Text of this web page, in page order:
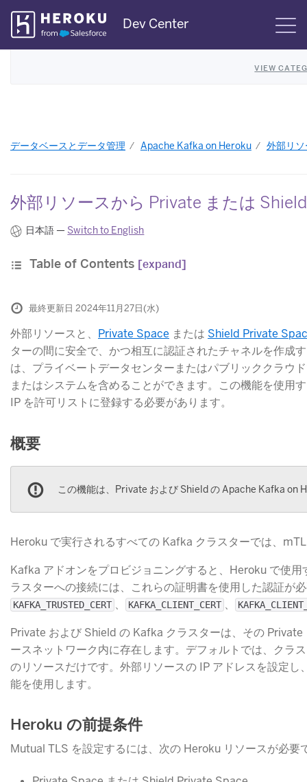
Skip
Navigation
Dev Center
VIEW
データベースとデータ管理 Apache Kafka on Heroku 外部リ
外部リソースから Private または
日本語 — Switch to English
Table of Contents [expand]
最終更新日 2024年11月27日(水)
外部リソースと、 Private Space ​ または Shield Private
ターの間に安全で、かつ相互に認証されたチャネルを作成
は、プライベートデータセンターまたはパブリッククラウ
またはシステムを含めることができます。この機能を使用
IP を許可リストに登録する必要があります。
概要
この機能は、Private および Shield の Apache Kafka on
Heroku で実行されるすべての Kafka クラスターでは、
Kafka アドオンをプロビジョニングすると、Heroku で使
ラスターへの接続には、これらの証明書を使用した認証が
KAFKA_TRUSTED_CERT ​、 KAFKA_CLIENT_CERT ​、
Private および Shield の Kafka クラスターは、その
ースネットワーク内に存在します。デフォルトでは、クラ
のリソースだけです。外部リソースの IP アドレスを設定
能を使用します。
Heroku の前提条件
Mutual TLS を設定するには、次の Heroku リソースが必要